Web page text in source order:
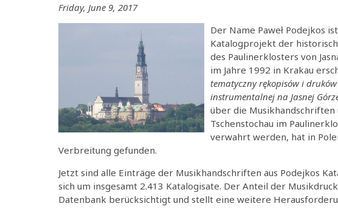
Friday, June 9, 2017
Der Name Paweł Podejkos
Katalogprojekt der
des Paulinerklosters von
im Jahre 1992 in Krakau
tematyczny rękopisów i
instrumentalnej na Jasnej
über die
Tschenstochau im
verwahrt werden, hat in
Verbreitung gefunden.
Jetzt sind alle Einträge der Musikhandschriften aus Podejkos
sich um insgesamt 2.413 Katalogisate. Der Anteil der
Datenbank berücksichtigt und stellt eine weitere